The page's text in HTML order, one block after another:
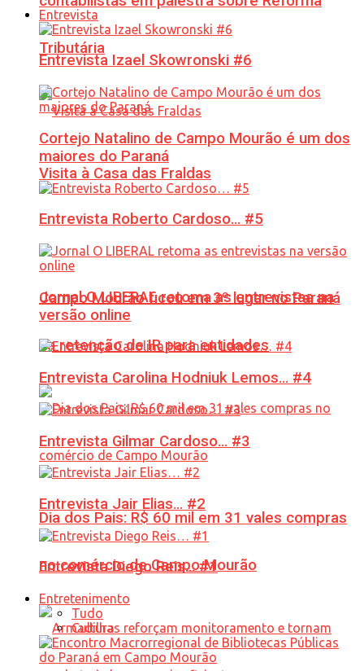
Tributária
Visita à Casa das Fraldas
Campo Mourão ficou em 3º lugar no Paraná
na retenção de IR para entidades
Dia dos Pais: R$ 60 mil em 31 vales compras
no comércio de Campo Mourão
Entrevista
Entrevista Izael Skowronski #6
Cortejo Natalino de Campo Mourão é um dos
maiores do Paraná
Entrevista Roberto Cardoso… #5
Jornal O LIBERAL retoma as entrevistas na
versão online
Entrevista Carolina Hodniuk Lemos… #4
Entrevista Gilmar Cardoso… #3
Entrevista Jair Elias… #2
Entrevista Diego Reis… #1
Entretenimento
Tudo
Cultura